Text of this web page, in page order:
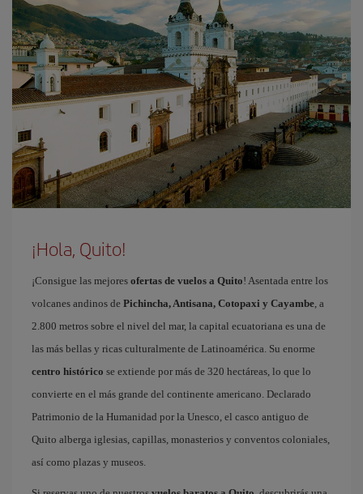
¡Hola, Quito!
¡Consigue las mejores ofertas de vuelos a Quito! Asentada entre los
volcanes andinos de Pichincha, Antisana, Cotopaxi y Cayambe, a
2.800 metros sobre el nivel del mar, la capital ecuatoriana es una de
las más bellas y ricas culturalmente de Latinoamérica. Su enorme
centro histórico se extiende por más de 320 hectáreas, lo que lo
convierte en el más grande del continente americano. Declarado
Patrimonio de la Humanidad por la Unesco, el casco antiguo de
Quito alberga iglesias, capillas, monasterios y conventos coloniales,
así como plazas y museos.